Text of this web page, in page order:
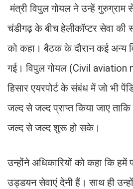
मंत्री विपुल गोयल ने उन्हें
चंडीगढ़ के बीच हेलीकॉप्टर सेवा की
को कहा। बैठक के दौरान कई अन्य
गई। विपुल गोयल (Civil aviation
हिसार एयरपोर्ट के संबंध में जो भी
जल्द से जल्द प्राप्त किया जाए
जल्द से जल्द शुरू हो सके।
उन्होंने अधिकारियों को कहा कि
उड्डयन सेवाएं देनी हैं। साथ ही